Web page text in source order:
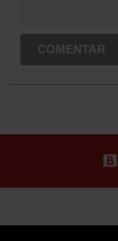
COMENTAR